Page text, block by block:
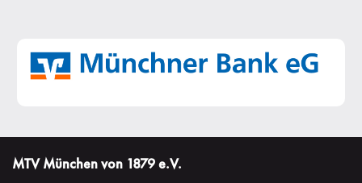
MTV München von 1879 e.V.